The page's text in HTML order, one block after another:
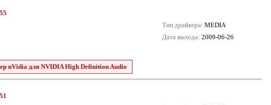
Тип драйвера: MEDIA
Дата выхода: 2009-06-26
nVidia для NVIDIA High Definition Audio